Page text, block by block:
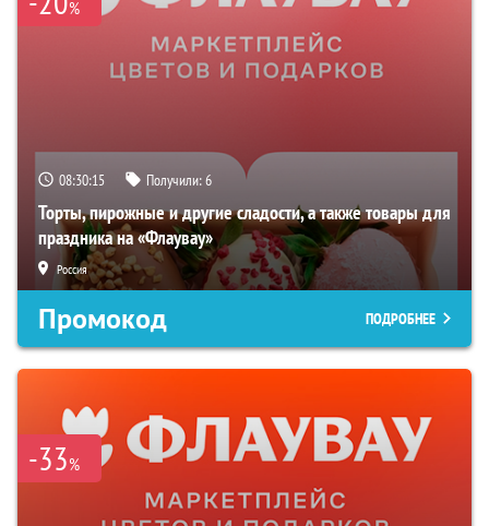
%
08:30:14 Получили:6
Торты, пирожные и другие сладости, а также товары для
праздника на «Флаувау»
Россия
Промокод ПОДРОБНЕЕ
-33%